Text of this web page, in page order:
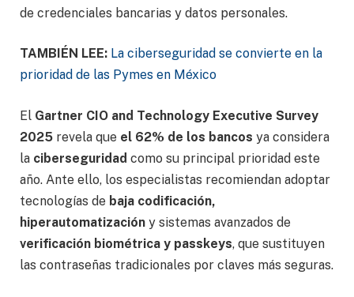
de credenciales bancarias y datos personales.
TAMBIÉN LEE: La ciberseguridad se convierte en la
prioridad de las Pymes en México
El Gartner CIO and Technology Executive Survey
2025 revela que el 62% de los bancos ya considera
la ciberseguridad como su principal prioridad este
año. Ante ello, los especialistas recomiendan adoptar
tecnologías de baja codificación,
hiperautomatización y sistemas avanzados de
verificación biométrica y passkeys, que sustituyen
las contraseñas tradicionales por claves más seguras.